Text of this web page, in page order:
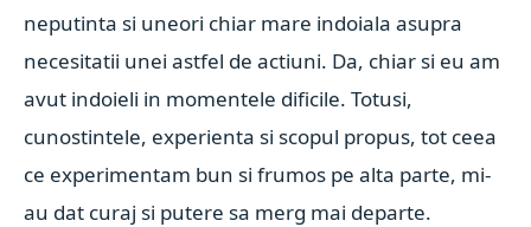
neputinta si uneori chiar mare indoiala asupra
necesitatii unei astfel de actiuni. Da, chiar si eu am
avut indoieli in momentele dificile. Totusi,
cunostintele, experienta si scopul propus, tot ceea
ce experimentam bun si frumos pe alta parte, mi-
au dat curaj si putere sa merg mai departe.